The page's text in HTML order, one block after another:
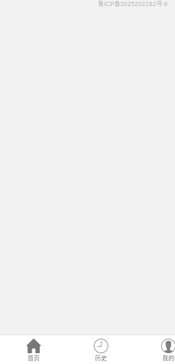
首页 历史 我的
鲁ICP备2025202282号-6